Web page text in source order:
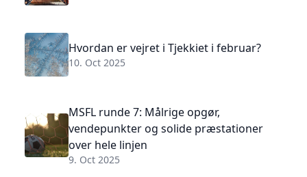
Hvordan er vejret i Tjekkiet i februar?
10. Oct 2025
MSFL runde 7: Målrige opgør,
vendepunkter og solide præstationer
over hele linjen
9. Oct 2025